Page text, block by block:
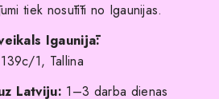
tiek nosūtīti no Igaunijas.
Igaunijā:
1, Tallina
Latviju: 1–3 darba dienas